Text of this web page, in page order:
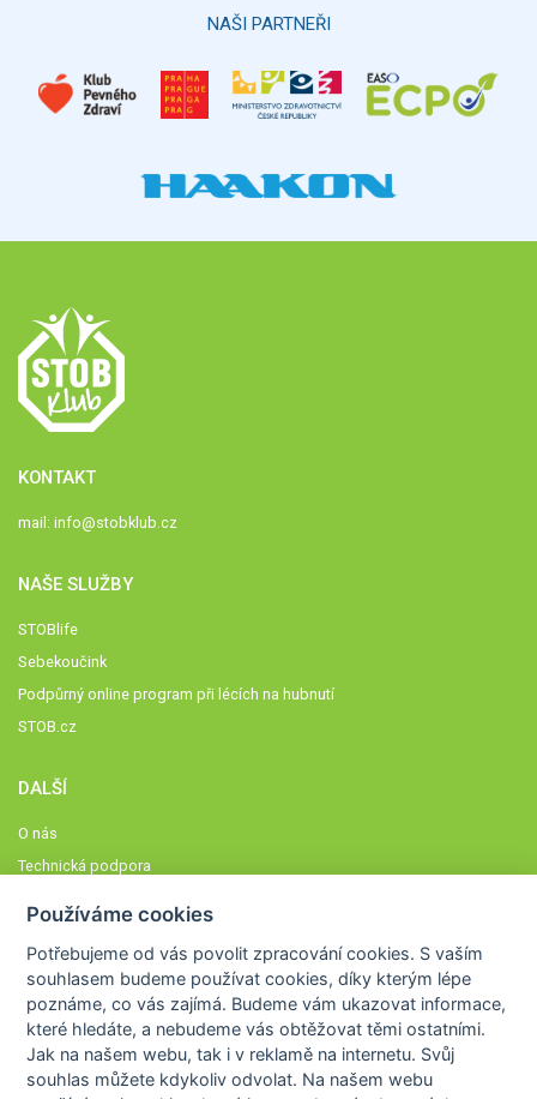
NAŠI PARTNEŘI
KONTAKT
mail: info@stobklub.cz
NAŠE SLUŽBY
STOBlife
Sebekoučink
Podpůrný online program při lécích na hubnutí
STOB.cz
DALŠÍ
O nás
Technická podpora
Členové STOBklubu
Zásady nakládání s osobními údaji
Otestujte se
Spočítejte si
Výzva 52
Používáme cookies
Potřebujeme od vás povolit zpracování cookies. S vaším
souhlasem budeme používat cookies, díky kterým lépe
poznáme,co vás zajímá. Budeme vám ukazovat informace,
které hledáte, a nebudeme vás obtěžovat těmi ostatními.
Jak na našem webu, tak i v reklamě na internetu. Svůj
souhlas můžete kdykoliv odvolat. Na našem webu